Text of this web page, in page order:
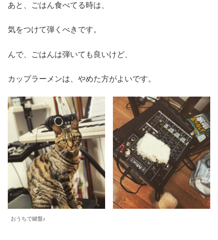
あと、ごはん食べてる時は、
気をつけて弾くべきです。
んで、ごはんは弾いても良いけど、
カップラーメンは、やめた方がよいです。
おうちで鍵盤♪